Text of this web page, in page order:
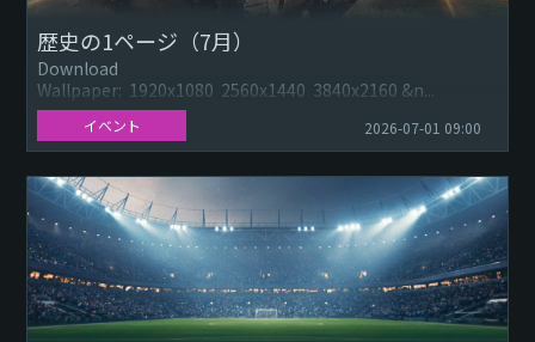
歴史の1ページ（7月）
Download
Wallpaper: 1920x1080 2560x1440 3840x2160 &n...
イベント 2026-07-01 09:00